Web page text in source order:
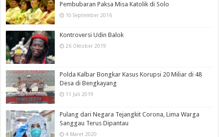
Pembubaran Paksa Misa Katolik di Solo
10 September 2016
Kontroversi Udin Balok
26 Oktober 2019
Polda Kalbar Bongkar Kasus Korupsi 20 Miliar di 48
Desa di Bengkayang
11 Juli 2019
Pulang dari Negara Tejangkit Corona, Lima Warga
Sanggau Terus Dipantau
4 Maret 2020